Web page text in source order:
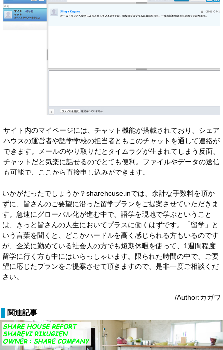
サイト内のマイページには、チャット機能が搭載されており、シェア
ハウスの運営者や語学学校の担当者ともこのチャットを通して連絡が
できます。メールのやり取りだとタイムラグが生まれてしまう反面、
チャットだと気楽に話せるのでとても便利。ファイルやデータの送信
も可能で、ここから直接申し込みができます。
いかがだったでしょうか？sharehouse.inでは、余計な手数料を頂か
ずに、皆さんのご要望に沿った留学プランをご提案させていただきま
す。急速にグローバル化が進む中で、語学を現地で学ぶということ
は、きっと皆さんの人生においてプラスに働くはずです。「留学」と
いう言葉を聞くと、どこかハードルを高く感じられる方もいるのです
が、企業に勤めている社会人の方でも短期休暇を使って、1週間程度
留学に行く方も中にはいらっしゃいます。限られた時間の中で、ご要
望に応じたプランをご提案させて頂きますので、是非一度ご相談くだ
さい。
/Author:カガワ
関連記事